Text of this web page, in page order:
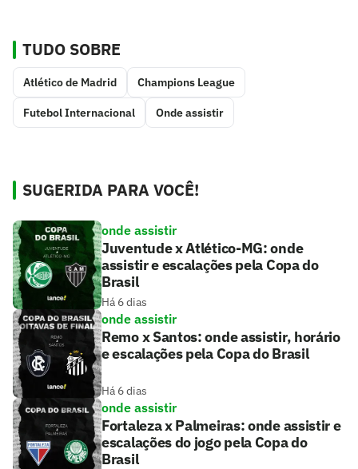
TUDO SOBRE
Atlético de Madrid Champions League
Futebol Internacional Onde assistir
SUGERIDA PARA VOCÊ!
onde assistir
Juventude x Atlético-MG: onde
assistir e escalações pela Copa do
Brasil
Há 6 dias
onde assistir
Remo x Santos: onde assistir, horário
e escalações pela Copa do Brasil
Há 6 dias
onde assistir
Fortaleza x Palmeiras: onde assistir e
escalações do jogo pela Copa do
Brasil